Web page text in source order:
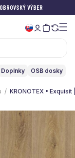
OBROVSKÝ VÝBER
Doplnky OSB dosky
KRONOTEX •